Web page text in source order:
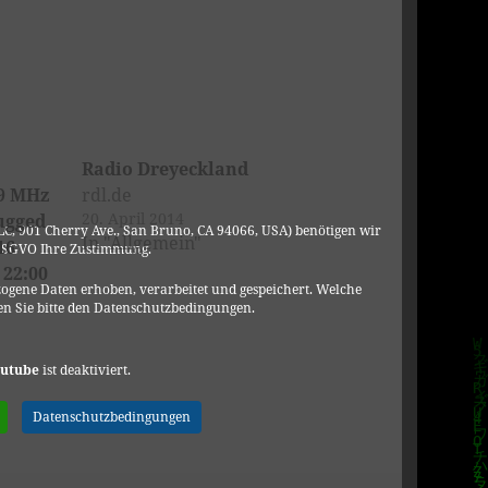
901 Cherry Ave., San Bruno, CA 94066, USA) benötigen wir
Ihre Zustimmung.
Daten erhoben, verarbeitet und gespeichert. Welche
Sie bitte den Datenschutzbedingungen.
ist deaktiviert.
Datenschutzbedingungen
MHz
Radio Dreyeckland
In "Allgemein"